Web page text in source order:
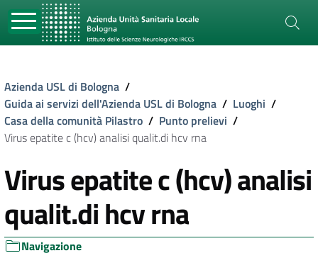
Azienda USL di Bologna /
Guida ai servizi dell'Azienda USL di Bologna / Luoghi /
Casa della comunità Pilastro / Punto prelievi /
Virus epatite c (hcv) analisi qualit.di hcv rna
Virus epatite c (hcv) analisi
qualit.di hcv rna
Navigazione